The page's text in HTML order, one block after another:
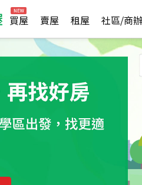
買屋 賣屋 租屋 社區/商辦